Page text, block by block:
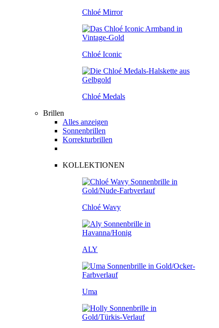
Chloé Mirror
Chloé Iconic
Chloé Medals
Brillen
Alles anzeigen
Sonnenbrillen
Korrekturbrillen
KOLLEKTIONEN
Chloé Wavy
ALY
Uma